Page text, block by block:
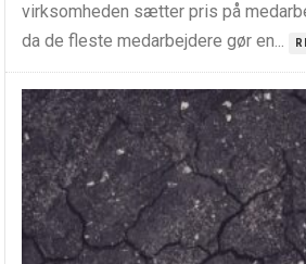
virksomheden sætter pris på
da de fleste medarbejdere gør en...